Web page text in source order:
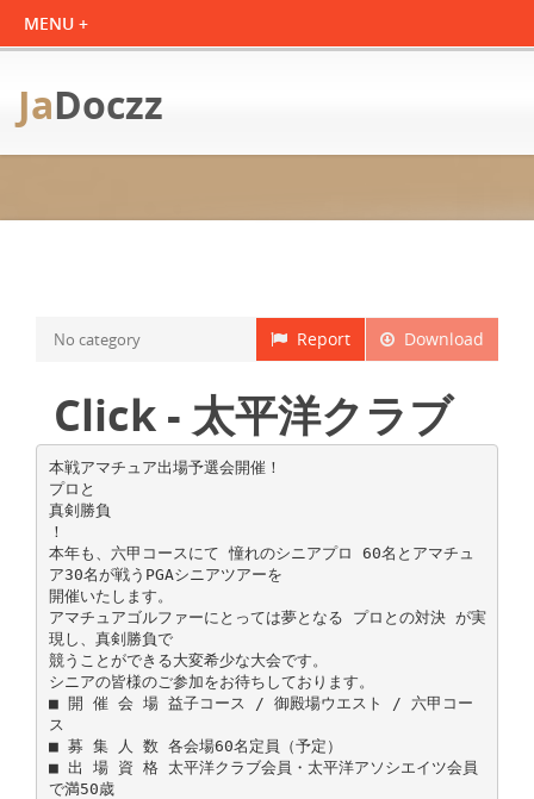
JaDoczz
Download
Report
No category
Click - 太平洋クラブ
本戦アマチュア出場予選会開催！
プロと
真剣勝負
！
本年も、六甲コースにて 憧れのシニアプロ 60名とアマチュ
ア30名が戦うPGAシニアツアーを
開催いたします。
アマチュアゴルファーにとっては夢となる プロとの対決 が実
現し、真剣勝負で
競うことができる大変希少な大会です。
シニアの皆様のご参加をお待ちしております。
■ 開 催 会 場 益子コース / 御殿場ウエスト / 六甲コー
ス
■ 募 集 人 数 各会場60名定員（予定）
■ 出 場 資 格 太平洋クラブ会員・太平洋アソシエイツ会員
で満50歳